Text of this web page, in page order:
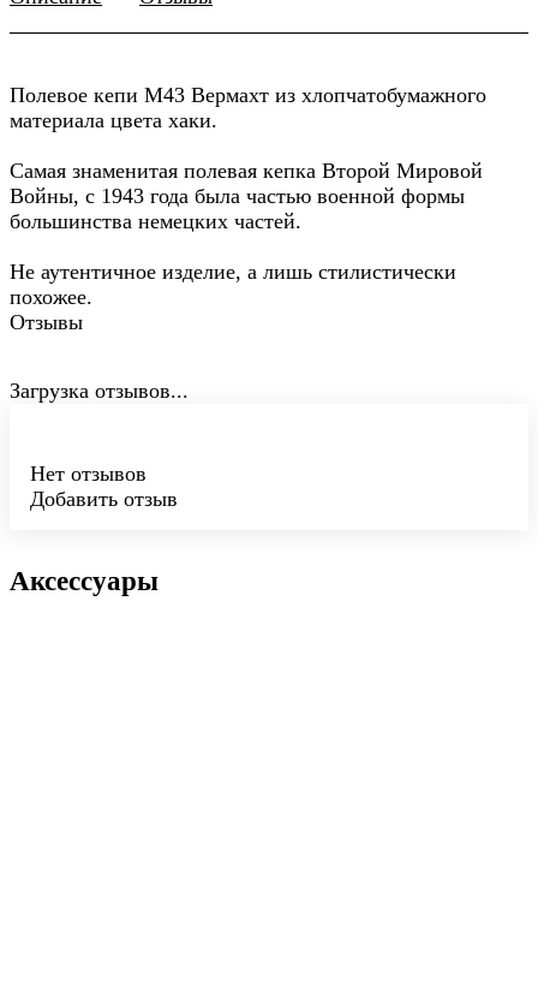
Полевое кепи М43 Вермахт из хлопчатобумажного
материала цвета хаки.
Самая знаменитая полевая кепка Второй Мировой
Войны, с 1943 года была частью военной формы
большинства немецких частей.
Не аутентичное изделие, а лишь стилистически
похожее.
Отзывы
Загрузка отзывов...
Нет отзывов
Добавить отзыв
Аксессуары